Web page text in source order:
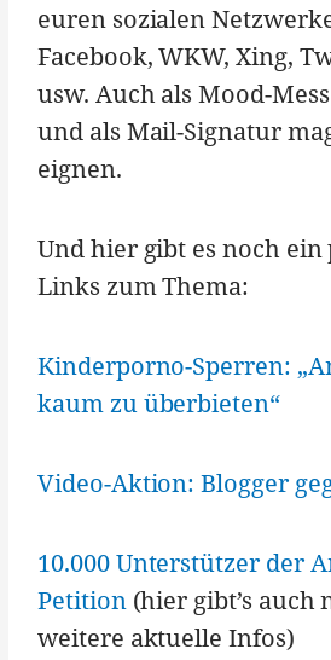
euren sozialen
Facebook, WKW, Xing,
usw. Auch als Mood-
und als Mail-Signatur
eignen.
Und hier gibt es noch
Links zum Thema:
Kinderporno-Sperren:
kaum zu überbieten“
Video-Aktion: Blogger
10.000 Unterstützer der
Petition(hier gibt’s auch
weitere aktuelle Infos)